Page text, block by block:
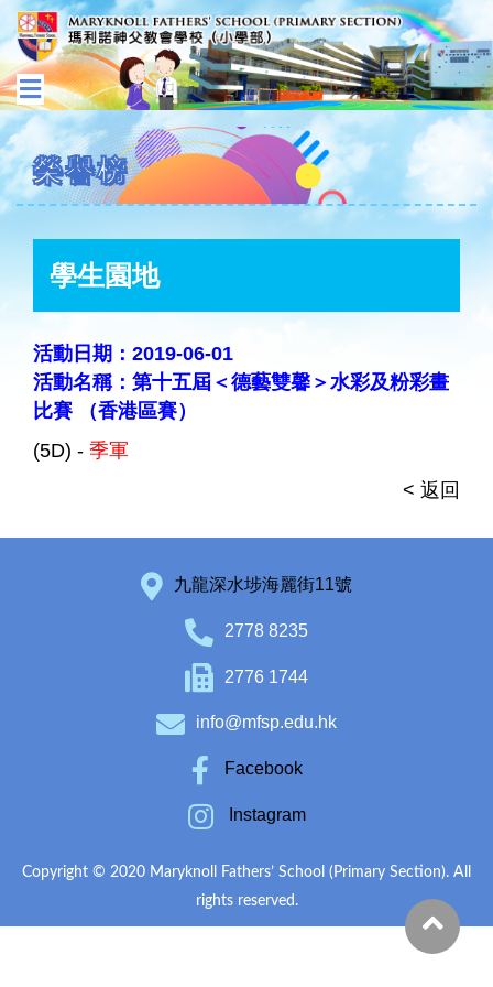
榮譽榜
學生園地
活動日期：2019-06-01
活動名稱：第十五屆＜德藝雙馨＞水彩及粉彩畫
比賽 （香港區賽）
(5D) - 季軍
< 返回
九龍深水埗海麗街11號
2778 8235
2776 1744
info@mfsp.edu.hk
Facebook
Instagram
Copyright © 2020 Maryknoll Fathers’ School (Primary Section). All
rights reserved.